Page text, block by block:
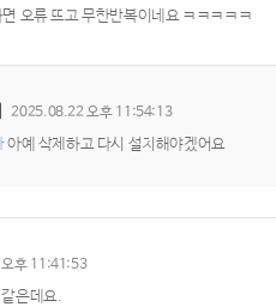
오류 뜨고 무한반복이네요 ㅋㅋㅋㅋㅋ
2025.08.22 오후 11:54:13
아예 삭제하고 다시 설치해야겠어요
후 11:41:53
은데요.